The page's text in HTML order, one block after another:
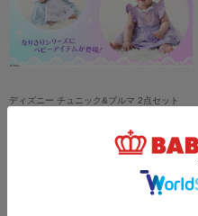
ディズニー チュニック&ブルマ 2点セット